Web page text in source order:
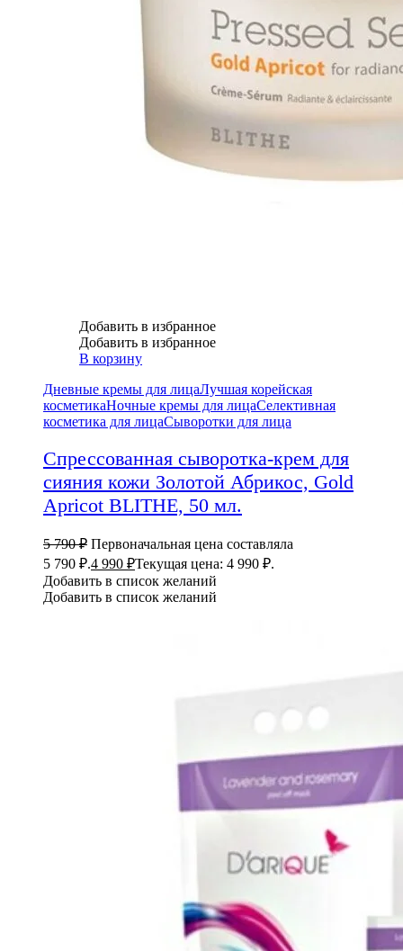
Добавить в избранное
Добавить в избранное
В корзину
Дневные кремы для лицаЛучшая корейская
косметикаНочные кремы для лицаСелективная
косметика для лицаСыворотки для лица
Спрессованная сыворотка-крем для
сияния кожи Золотой Абрикос, Gold
Apricot BLITHE, 50 мл.
5 790₽ Первоначальная цена составляла
5 790 ₽.4 990 ₽Текущая цена: 4 990 ₽.
Добавить в список желаний
Добавить в список желаний